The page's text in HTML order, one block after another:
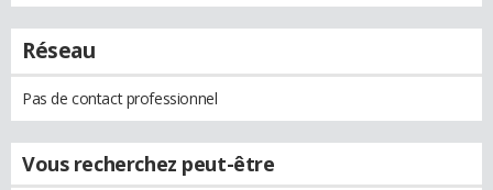
Réseau
Pas de contact professionnel
Vous recherchez peut-être